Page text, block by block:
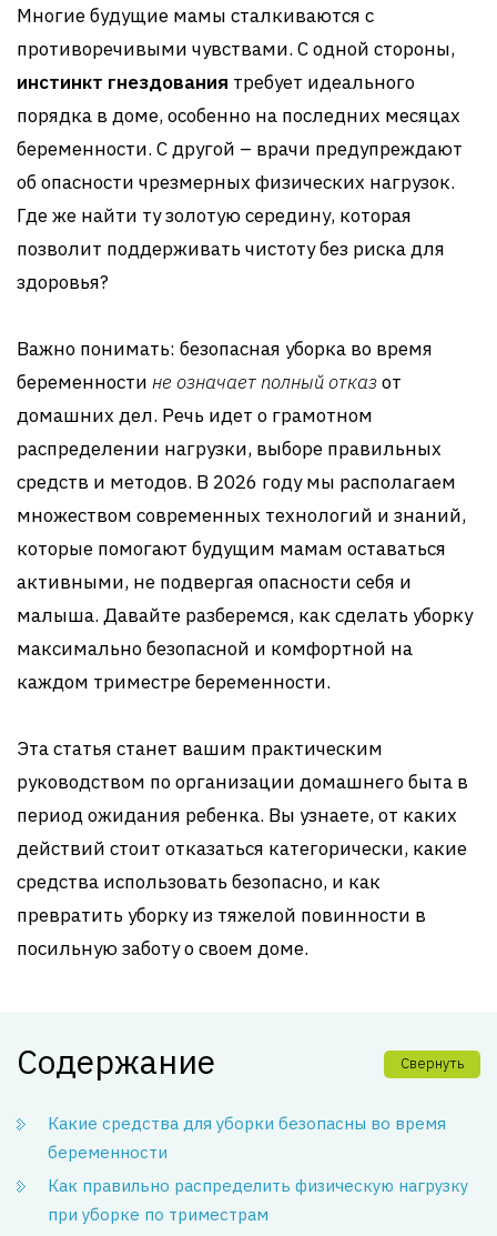
Многие будущие мамы сталкиваются с
противоречивыми чувствами. С одной стороны,
инстинкт гнездования требует идеального
порядка в доме, особенно на последних месяцах
беременности. С другой – врачи предупреждают
об опасности чрезмерных физических нагрузок.
Где же найти ту золотую середину, которая
позволит поддерживать чистоту без риска для
здоровья?
Важно понимать: безопасная уборка во время
беременности не означает полный отказот
домашних дел. Речь идет о грамотном
распределении нагрузки, выборе правильных
средств и методов. В 2026 году мы располагаем
множеством современных технологий и знаний,
которые помогают будущим мамам оставаться
активными, не подвергая опасности себя и
малыша. Давайте разберемся, как сделать уборку
максимально безопасной и комфортной на
каждом триместре беременности.
Эта статья станет вашим практическим
руководством по организации домашнего быта в
период ожидания ребенка. Вы узнаете, от каких
действий стоит отказаться категорически, какие
средства использовать безопасно, и как
превратить уборку из тяжелой повинности в
посильную заботу о своем доме.
Содержание Свернуть
Какие средства для уборки безопасны во время
беременности
Как правильно распределить физическую нагрузку
при уборке по триместрам